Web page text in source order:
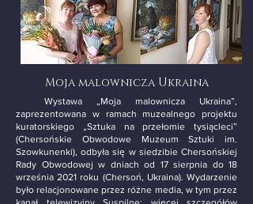
Moja malownicza Ukraina
Wystawa „Moja malownicza Ukraina”,
zaprezentowana w ramach muzealnego projektu
kuratorskiego „Sztuka na przełomie tysiącleci”
(Chersońskie Obwodowe Muzeum Sztuki im.
Szowkunenki), odbyła się w siedzibie Chersońskiej
Rady Obwodowej w dniach od 17 sierpnia do 18
września 2021 roku (Chersoń, Ukraina). Wydarzenie
było relacjonowane przez różne media, w tym przez